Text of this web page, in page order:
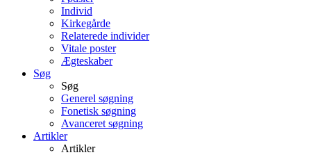
Individ
Kirkegårde
Relaterede individer
Vitale poster
Ægteskaber
Søg
Søg
Generel søgning
Fonetisk søgning
Avanceret søgning
Artikler
Artikler